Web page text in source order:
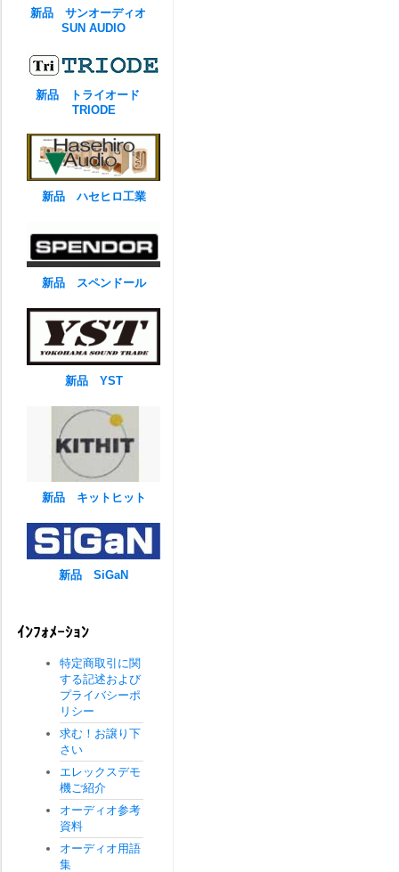
新品 サンオーディオ
SUN AUDIO
新品 トライオード
TRIODE
新品 ハセヒロ工業
新品 スペンドール
新品 YST
新品 キットヒット
新品 SiGaN
ｲﾝﾌｫﾒｰｼｮﾝ
特定商取引に関
する記述および
プライバシーポ
リシー
求む！お譲り下
さい
エレックスデモ
機ご紹介
オーディオ参考
資料
オーディオ用語
集